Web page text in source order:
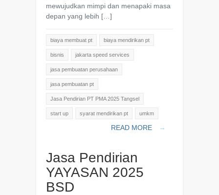
mewujudkan mimpi dan menapaki masa
depan yang lebih […]
biaya membuat pt biaya mendirikan pt
bisnis jakarta speed services
jasa pembuatan perusahaan
jasa pembuatan pt
Jasa Pendirian PT PMA 2025 Tangsel
start up syarat mendirikan pt umkm
READ MORE →
Jasa Pendirian
YAYASAN 2025
BSD